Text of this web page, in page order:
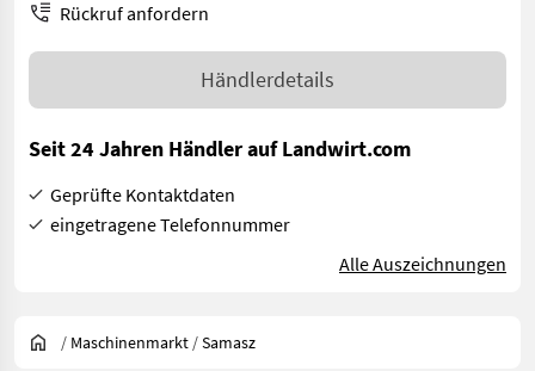
Rückruf anfordern
Händlerdetails
Seit 24 Jahren Händler auf Landwirt.com
Geprüfte Kontaktdaten
eingetragene Telefonnummer
Alle Auszeichnungen
/ Maschinenmarkt /Samasz